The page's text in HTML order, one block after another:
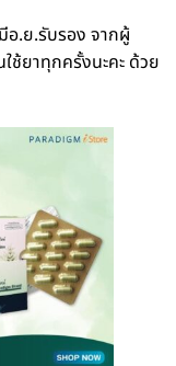
.ย.รับรอง จากผู้
ช้ยาทุกครั้งนะคะ ด้วย